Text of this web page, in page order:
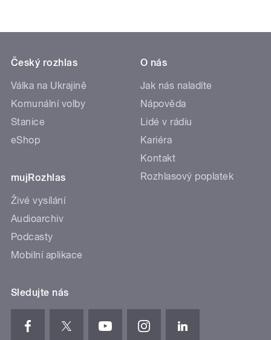
Český rozhlas
Válka na Ukrajině
Komunální volby
Stanice
eShop
mujRozhlas
Živé vysílání
Audioarchiv
Podcasty
Mobilní aplikace
O nás
Jak nás naladíte
Nápověda
Lidé v rádiu
Kariéra
Kontakt
Rozhlasový poplatek
Sledujte nás